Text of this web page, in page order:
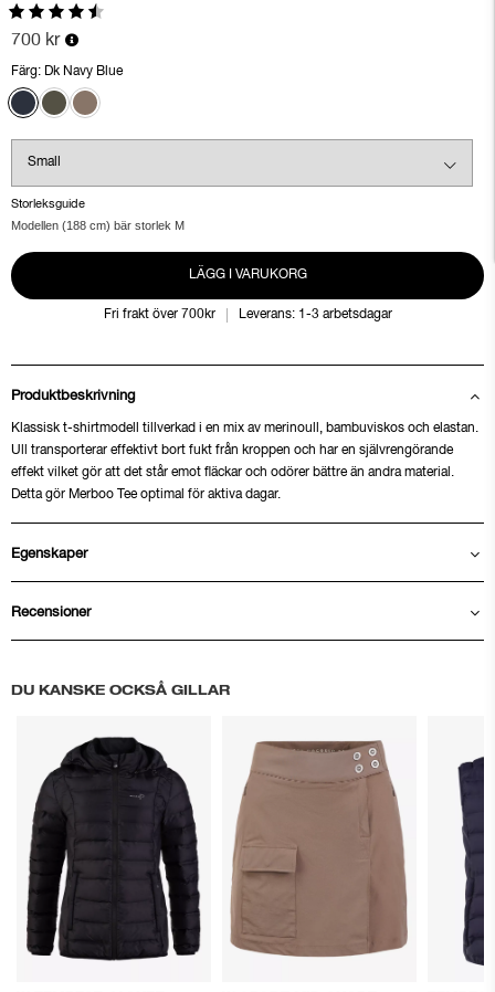
Betyg:
700 kr
Färg: Dk Navy Blue
Storleksguide
Modellen (188 cm) bär storlek M
LÄGG I VARUKORG
Fri frakt över 700kr Leverans: 1-3 arbetsdagar
Produktbeskrivning
Klassisk t-shirtmodell tillverkad i en mix av merinoull, bambuviskos och elastan.
Ull transporterar effektivt bort fukt från kroppen och har en självrengörande
effekt vilket gör att det står emot fläckar och odörer bättre än andra material.
Detta gör Merboo Tee optimal för aktiva dagar.
Egenskaper
Recensioner
DU KANSKE OCKSÅ GILLAR